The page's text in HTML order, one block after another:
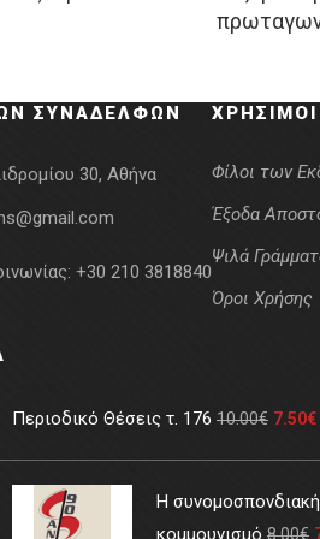
ΣΥΝΑΔΈΛΦΩΝ
30, Αθήνα
+30 210 3818840
Φίλοι των
Έξοδα
Ψιλά
Όροι Χρήσης
Περιοδικό Θέσεις τ. 176 10.00€ 7.50€
Η συνομοσπονδιακή
κομμουνισμό 8.00€